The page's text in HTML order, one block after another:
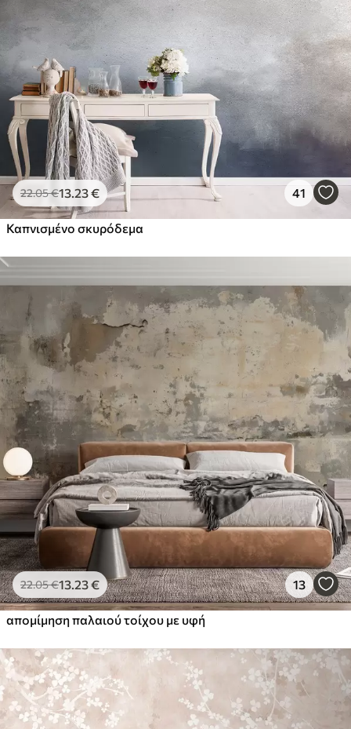
22.05€13 .23€ 41
Καπνισμένο σκυρόδεμα
22.05€13 .23€ 13
απομίμηση παλαιού τοίχου με υφή